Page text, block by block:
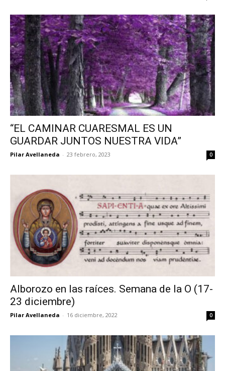
“EL CAMINAR CUARESMAL ES UN
GUARDAR JUNTOS NUESTRA VIDA”
Pilar Avellaneda - 23 febrero, 2023 0
Alborozo en las raíces. Semana de la O (17-
23 diciembre)
Pilar Avellaneda - 16 diciembre, 2022 0